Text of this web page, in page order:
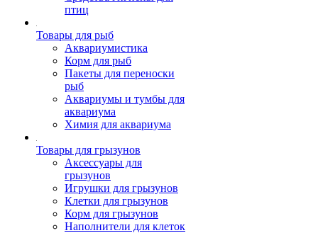
птиц
Товары для рыб
Аквариумистика
Корм для рыб
Пакеты для переноски
рыб
Аквариумы и тумбы для
аквариума
Химия для аквариума
Товары для грызунов
Аксессуары для
грызунов
Игрушки для грызунов
Клетки для грызунов
Корм для грызунов
Наполнители для клеток